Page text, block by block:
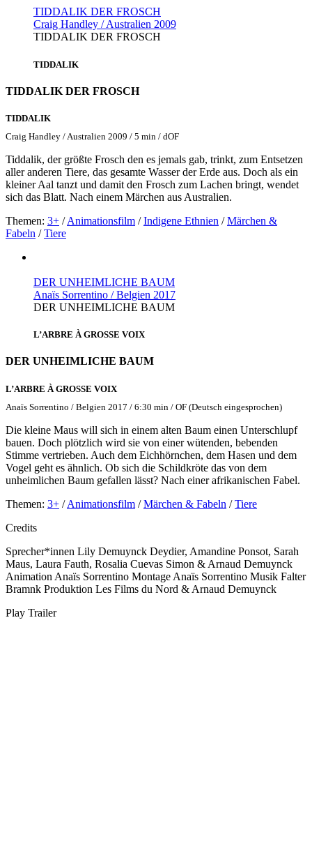
TIDDALIK DER FROSCH
Craig Handley / Australien 2009
TIDDALIK DER FROSCH
TIDDALIK
TIDDALIK DER FROSCH
TIDDALIK
Craig Handley / Australien 2009 / 5 min / dOF
Tiddalik, der größte Frosch den es jemals gab, trinkt, zum Entsetzen
aller anderen Tiere, das gesamte Wasser der Erde aus. Doch als ein
kleiner Aal tanzt und damit den Frosch zum Lachen bringt, wendet
sich das Blatt. Nach einem Märchen aus Australien.
Themen: 3+ /Animationsfilm /Indigene Ethnien /Märchen &
Fabeln /Tiere
DER UNHEIMLICHE BAUM
Anaïs Sorrentino / Belgien 2017
DER UNHEIMLICHE BAUM
L’ARBRE À GROSSE VOIX
DER UNHEIMLICHE BAUM
L’ARBRE À GROSSE VOIX
Anaïs Sorrentino / Belgien 2017 / 6:30 min / OF (Deutsch eingesprochen)
Die kleine Maus will sich in einem alten Baum einen Unterschlupf
bauen. Doch plötzlich wird sie von einer wütenden, bebenden
Stimme vertrieben. Auch dem Eichhörnchen, dem Hasen und dem
Vogel geht es ähnlich. Ob sich die Schildkröte das von dem
unheimlichen Baum gefallen lässt? Nach einer afrikanischen Fabel.
Themen: 3+ /Animationsfilm /Märchen & Fabeln /Tiere
Credits
Sprecher*innen Lily Demuynck Deydier, Amandine Ponsot, Sarah
Maus, Laura Fauth, Rosalia Cuevas Simon & Arnaud Demuynck
Animation Anaïs Sorrentino Montage Anaïs Sorrentino Musik Falter
Bramnk Produktion Les Films du Nord & Arnaud Demuynck
Play Trailer